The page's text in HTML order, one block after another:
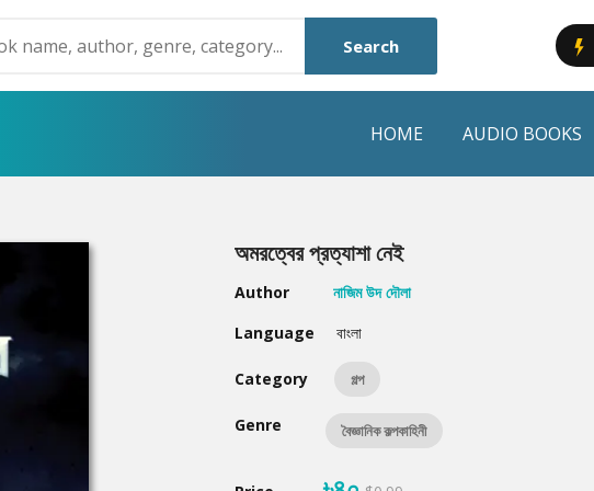
Search
HOME AUDIO BOOKS
Humayun Ahmed
Mouri Morium
Hot & New
অমরত্বের প্রত্যাশা নেই
Author
নাজিম উদ দৌলা
Language
বাংলা
Category গল্প
Genre বৈজ্ঞানিক কল্পকাহিনী